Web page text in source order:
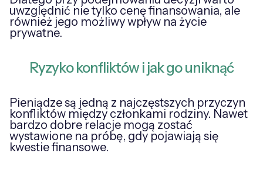
uwzględnić nie tylko cenę finansowania, ale
również jego możliwy wpływ na życie
prywatne.
Ryzyko konfliktów i jak go uniknąć
Pieniądze są jedną z najczęstszych przyczyn
konfliktów między członkami rodziny. Nawet
bardzo dobre relacje mogą zostać
wystawione na próbę, gdy pojawiają się
kwestie finansowe.